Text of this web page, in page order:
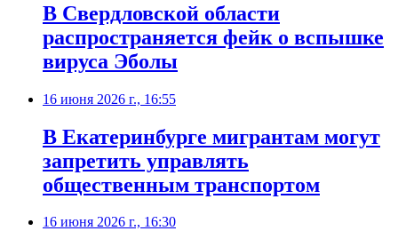
В Свердловской области
распространяется фейк о вспышке
вируса Эболы
16 июня 2026 г., 16:55
В Екатеринбурге мигрантам могут
запретить управлять
общественным транспортом
16 июня 2026 г., 16:30